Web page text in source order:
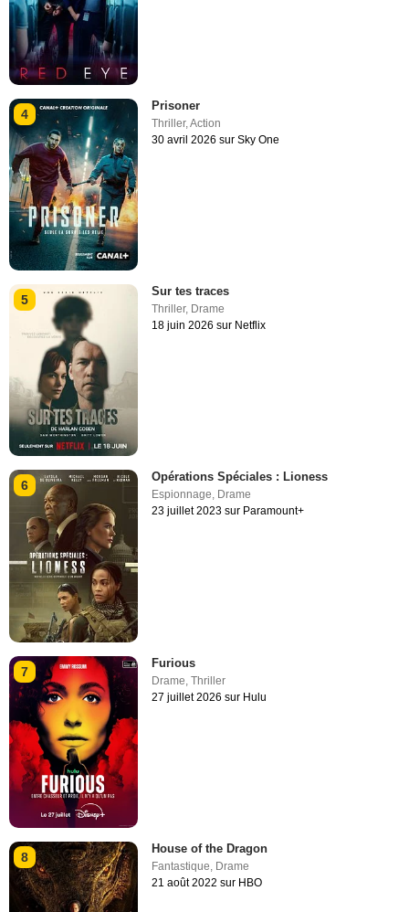
4
Prisoner
Thriller,Action
30 avril 2026 sur Sky One
5
Sur tes traces
Thriller, Drame
18 juin 2026 sur Netflix
6
Opérations Spéciales : Lioness
Espionnage, Drame
23 juillet 2023 sur Paramount+
7
Furious
Drame ,Thriller
27 juillet 2026 sur Hulu
8
House of the Dragon
Fantastique, Drame
21 août 2022 sur HBO